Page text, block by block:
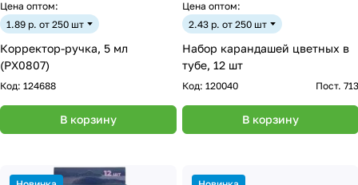
Цена оптом:
1.89 р. от 250 шт
Корректор-ручка, 5 мл
(PX0807)
Код: 124688
В корзину
Цена оптом:
2.43 р. от 250 шт
Набор карандашей цветных в
тубе, 12 шт
Код: 120040 Пост. 713
В корзину